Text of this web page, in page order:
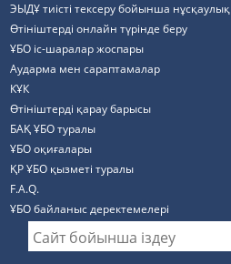
ЭЫДҰ тиісті тексеру бойынша нұсқаулық
Өтініштерді онлайн түрінде беру
ҰБО іс-шаралар жоспары
Аударма мен сараптамалар
КҰК
Өтініштерді қарау барысы
БАҚ ҰБО туралы
ҰБО оқиғалары
ҚР ҰБО қызметі туралы
F.A.Q.
ҰБО байланыс деректемелерi